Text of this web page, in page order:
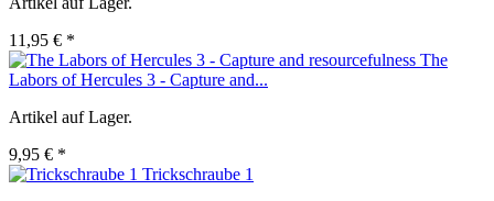
11,95 € *
The
Labors of Hercules 3 - Capture and...
Artikel auf Lager.
9,95 € *
Trickschraube 1